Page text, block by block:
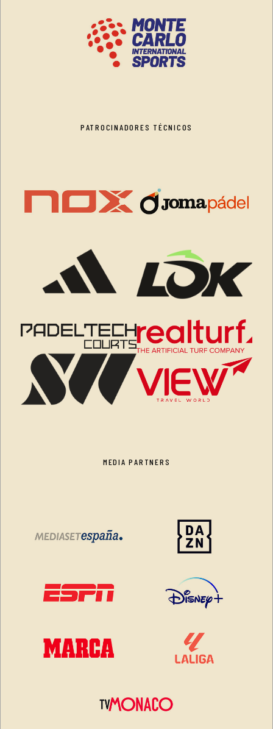
PATROCINADORES TÉCNICOS
MEDIA PARTNERS